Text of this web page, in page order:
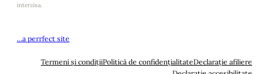
interzisa.
…a perrfect site
Termeni și condițiiPolitică de confidențialitateDeclarație afiliere